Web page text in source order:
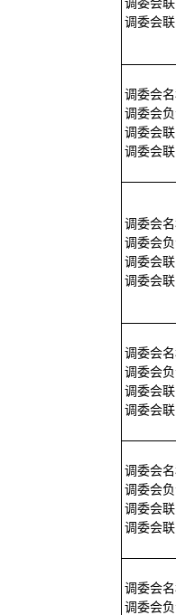
调委会
调委会联
调委会
调委会
调委会
调委会联
调委会
调委会
调委会
调委会联
调委会
调委会
调委会
调委会联
调委会
调委会
调委会
调委会联
调委会
调委会